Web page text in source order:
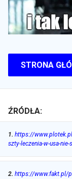
STRONA
ŹRÓDŁA:
1. https://
szty-leczenia-w-usa-
2. https://www.fakt.pl/